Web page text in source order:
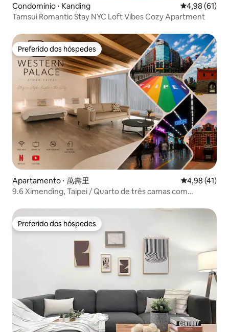
Condomínio ⋅ Kanding 4,98 de uma
4,98 (61)
Tamsui Romantic Stay NYC Loft Vibes Cozy Apartment
Preferido dos hóspedes
Preferido dos hóspedes
Apartamento ⋅ 萬壽里 4,98 de uma
4,98 (41)
9.6 Ximending, Taipei / Quarto de três camas com
Preferido dos hóspedes
Preferido dos hóspedes